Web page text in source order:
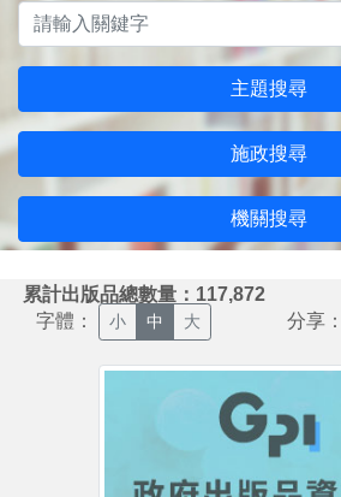
主題搜尋
施政搜尋
機關搜尋
累計出版品總數量：117,872
字體： 小 中 大 分享：